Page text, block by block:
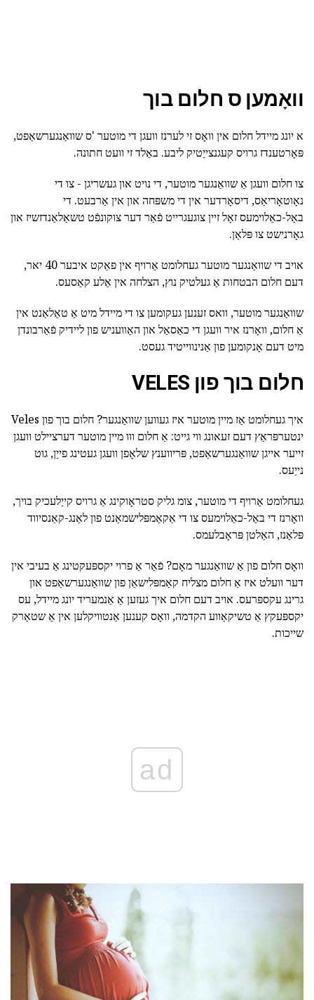
וואָמען ס חלום בוך
א יונג מיידל חלום אין וואָס זי לערנז וועגן די מוטער 'ס שוואַנגערשאַפט,
פּאָרטענדז גרויס קעגנצייַטיק ליבע. באַלד זי וועט חתונה.
צו חלום וועגן אַ שוואַנגער מוטער, די נויט און געשריגן - צו די
נאָוטאָריאַס, דיסאָרדער אין די משפּחה און אין אַרבעט. די
באַל-כאַלוימעס זאָל זיין צוגעגרייט פֿאַר דער צוקונפֿט טשאַלאַנדזשיז און
גאָרנישט צו פּלאַן.
אויב די שוואַנגער מוטער געחלומט אַרויף אין פאַקט איבער 40 יאר,
דעם חלום הבטחות אַ געלטיק נוץ, הצלחה אין אַלע קאַסעס.
שוואַנגער מוטער, וואס זענען געקומען צו די מיידל מיט אַ טאַלאַנט אין
אַ חלום, וואָרנז איר וועגן די כאַסאַל און האַוועניש פון ליידיק פֿאַרבונדן
מיט דעם אָנקומען פון אַנינווייטיד געסט.
חלום בוך פון VELES
איך געחלומט אַז מיין מוטער איז געווען שוואַנגער? חלום בוך פון Veles
ינטערפּראַץ דעם זעאונג ווי גייט: אַ חלום ווו מיין מוטער דערציילט וועגן
זייער אייגן שוואַנגערשאַפט, פּריווענץ שלאָפן וועגן געטינג פייַן, גוט
נייַעס.
געחלומט אַרויף די מוטער, צומ גליק סטראָוקינג אַ גרויס קייַלעכיק בויך,
וואָרנז די באַל-כאַלוימעס צו די אַקאַמפּלישמאַנט פון לאַנג-קאַנסיווד
פּלאַנז, האַלטן פּראָבלעמס.
וואָס חלום פון אַ שוואַנגער מאָם? פֿאַר אַ פרוי יקספּעקטינג אַ בעיבי אין
דער וועלט איז אַ חלום מצליח קאַמפּלישאַן פון שוואַנגערשאַפט און
גרינג עקספּרעס. אויב דעם חלום איך געזען אַ אַנמעריד יונג מיידל, עס
יקספּעקץ אַ טשיקאַווע הקדמה, וואָס קענען אַנטוויקלען אין אַ שטאַרק
שייכות.
ad